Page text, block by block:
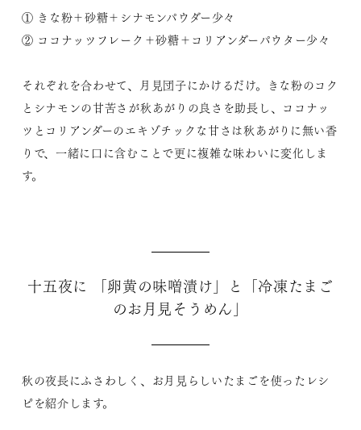
① きな粉＋砂糖＋シナモンパウダー少々
② ココナッツフレーク＋砂糖＋コリアンダーパウター少々
それぞれを合わせて、月見団子にかけるだけ。きな粉のコク
とシナモンの甘苦さが秋あがりの良さを助長し、ココナッ
ツとコリアンダーのエキゾチックな甘さは秋あがりに無い香
りで、一緒に口に含むことで更に複雑な味わいに変化しま
す。
十五夜に 「卵黄の味噌漬け」と「冷凍たまご
のお月見そうめん」
秋の夜長にふさわしく、お月見らしいたまごを使ったレシ
ピを紹介します。